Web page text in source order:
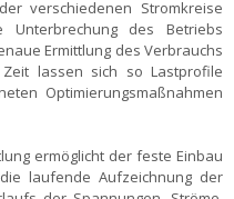
verschiedenen Stromkreise
des Betriebs
Ermittlung des Verbrauchs
lassen sich so Lastprofile
Optimierungsmaßnahmen
ermöglicht der feste Einbau
die laufende Aufzeichnung der